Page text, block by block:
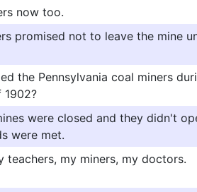
now too.
promised not to leave the mine
the Pennsylvania coal miners
were closed and they didn't
were met.
teachers, my miners, my doctors.